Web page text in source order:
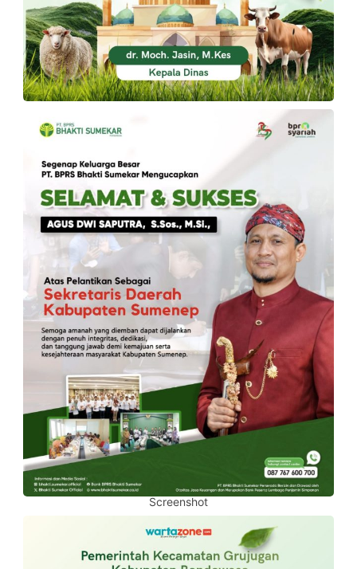
Screenshot